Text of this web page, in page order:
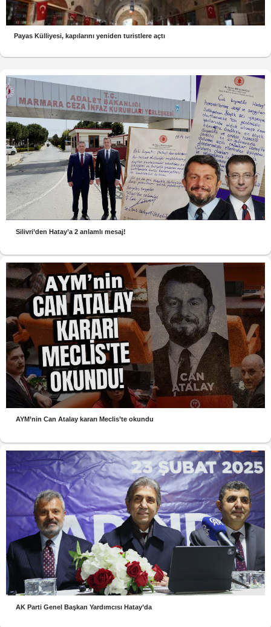
Payas Külliyesi, kapılarını yeniden turistlere açtı
Silivri’den Hatay’a 2 anlamlı mesaj!
AYM’nin Can Atalay kararı Meclis’te okundu
AK Parti Genel Başkan Yardımcısı Hatay’da